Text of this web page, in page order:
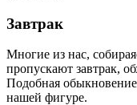
Завтрак
Многие из нас,
пропускают завтрак,
Подобная обыкновение
нашей фигуре.